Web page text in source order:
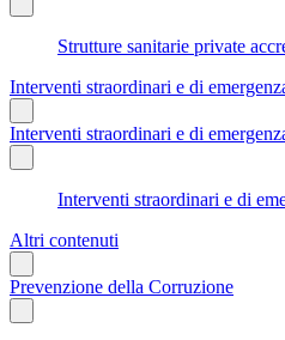
Strutture sanitarie private
Interventi straordinari e di
Interventi straordinari e di
Interventi straordinari e di
Altri contenuti
Prevenzione della Corruzione